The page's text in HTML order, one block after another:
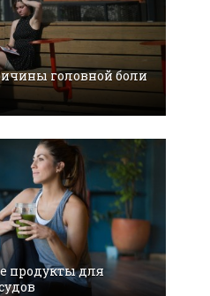
головной боли
продукты для